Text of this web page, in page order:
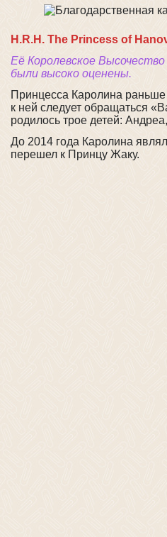
H.R.H. The Princess of
Её Королевское
были высоко оценены.
Принцесса Каролина
к ней следует обращаться
родилось трое детей:
До 2014 года Каролина
перешел к Принцу Жаку.